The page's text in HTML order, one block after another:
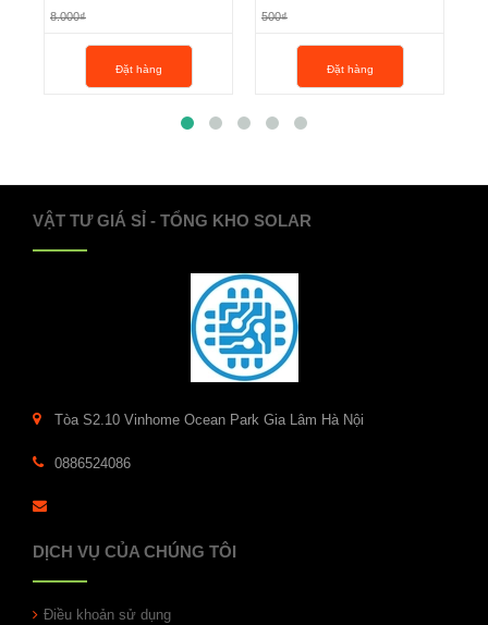
8.000₫
Đặt hàng
500₫
Đặt hàng
VẬT TƯ GIÁ SỈ - TỔNG KHO SOLAR
Tòa S2.10 Vinhome Ocean Park Gia Lâm Hà Nội
0886524086
DỊCH VỤ CỦA CHÚNG TÔI
Điều khoản sử dụng